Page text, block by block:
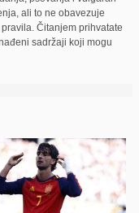
ali to ne obavezuje
Čitanjem prihvatate
sadržaji koji mogu